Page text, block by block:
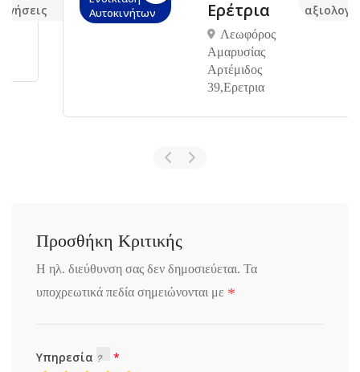
Αυτοκινήτων
Ερέτρια
Λεωφόρος
Αμαρυσίας
Αρτέμιδος
39,Ερετρια
αξιολογήσεις
Προσθήκη Κριτικής
Η ηλ. διεύθυνση σας δεν δημοσιεύεται. Τα
υποχρεωτικά πεδία σημειώνονται με *
Υπηρεσία